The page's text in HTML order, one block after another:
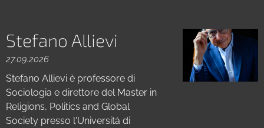
Stefano Allievi
27.09.2026
Stefano Allievi è professore di
Sociologia e direttore del Master in
Religions, Politics and Global
Society presso l'Università di